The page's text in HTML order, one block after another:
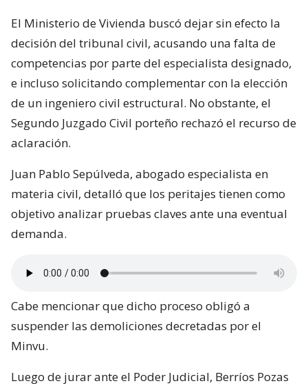
El Ministerio de Vivienda buscó dejar sin efecto la
decisión del tribunal civil, acusando una falta de
competencias por parte del especialista designado,
e incluso solicitando complementar con la elección
de un ingeniero civil estructural. No obstante, el
Segundo Juzgado Civil porteño rechazó el recurso de
aclaración.
Juan Pablo Sepúlveda, abogado especialista en
materia civil, detalló que los peritajes tienen como
objetivo analizar pruebas claves ante una eventual
demanda.
Cabe mencionar que dicho proceso obligó a
suspender las demoliciones decretadas por el
Minvu.
Luego de jurar ante el Poder Judicial, Berríos Pozas